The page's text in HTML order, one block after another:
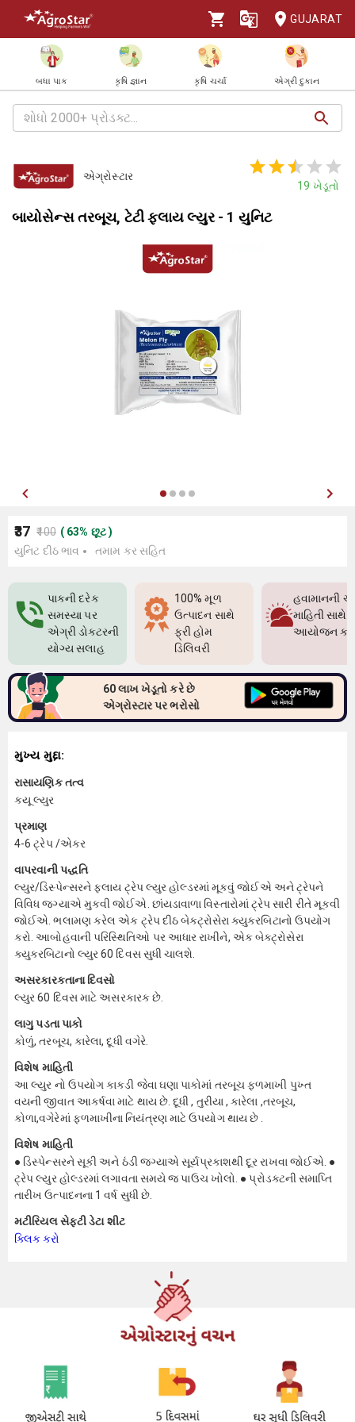
GUJARAT
બધા પાક કૃષિ જ્ઞાન કૃષિ ચર્ચા એગ્રી દુકાન
એગ્રોસ્ટાર
19 ખેડૂતો
બાયોસેન્સ તરબૂચ, ટેટી ફ્લાય લ્યુર - 1 યુનિટ
₹37 ₹100 ( 63% છૂટ)
યુનિટ દીઠ ભાવ
તમામ કર સહિત
પાકની દરેક
સમસ્યા પર
એગ્રી ડોક્ટરની
યોગ્ય સલાહ
100% મૂળ
ઉત્પાદન સાથે
ફ્રી હોમ
ડિલિવરી
હવામાનની
માહિતી સાથે
આયોજન
60 લાખ ખેડૂતો કરે છે
એગ્રોસ્ટાર પર ભરોસો
મુખ્ય મુદ્દા:
રાસાયણિક તત્વ
કયૂ લ્યુર
પ્રમાણ
4-6 ટ્રેપ /એકર
વાપરવાની પદ્ધતિ
લ્યુર/ડિસ્પેન્સરને ફ્લાય ટ્રેપ લ્યુર હોલ્ડરમાં મૂકવું જોઈએ અને ટ્રેપને
વિવિધ જગ્યાએ મુકવી જોઈએ. છાંયડાવાળા વિસ્તારોમાં ટ્રેપ સારી રીતે મૂકવી
જોઈએ. ભલામણ કરેલ એક ટ્રેપ દીઠ બેક્ટ્રોસેરા ક્યુકરબિટાનો ઉપયોગ
કરો. આબોહવાની પરિસ્થિતિઓ પર આધાર રાખીને, એક બેક્ટ્રોસેરા
ક્યુકરબિટાનો લ્યુર 60 દિવસ સુધી ચાલશે.
અસરકારકતાના દિવસો
લ્યુર 60 દિવસ માટે અસરકારક છે.
લાગુ પડતા પાકો
કોળું, તરબૂચ, કારેલા, દૂધી વગેરે.
વિશેષ માહિતી
આ લ્યુર નો ઉપયોગ કાકડી જેવા ઘણા પાકોમાં તરબૂચ ફળમાખી પુખ્ત
વયની જીવાત આકર્ષવા માટે થાય છે. દૂધી , તુરીયા , કારેલા ,તરબૂચ,
કોળા,વગેરેમાં ફળમાખીના નિયંત્રણ માટે ઉપયોગ થાય છે .
વિશેષ માહિતી
● ડિસ્પેન્સરને સૂકી અને ઠંડી જગ્યાએ સૂર્યપ્રકાશથી દૂર રાખવા જોઈએ. ●
ટ્રેપ લ્યુર હોલ્ડરમાં લગાવતા સમયે જ પાઉચ ખોલો. ● પ્રોડક્ટની સમાપ્તિ
તારીખ ઉત્પાદનના 1 વર્ષ સુધી છે.
મટીરિયલ સેફ્ટી ડેટા શીટ
ક્લિક કરો